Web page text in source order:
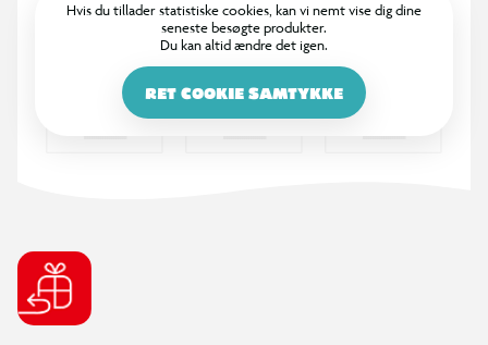
Hvis du tillader statistiske cookies, kan vi nemt vise dig dine
seneste besøgte produkter.
Du kan altid ændre det igen.
RET COOKIE SAMTYKKE